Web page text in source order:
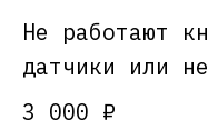
Не работают
датчики или
3 000 ₽